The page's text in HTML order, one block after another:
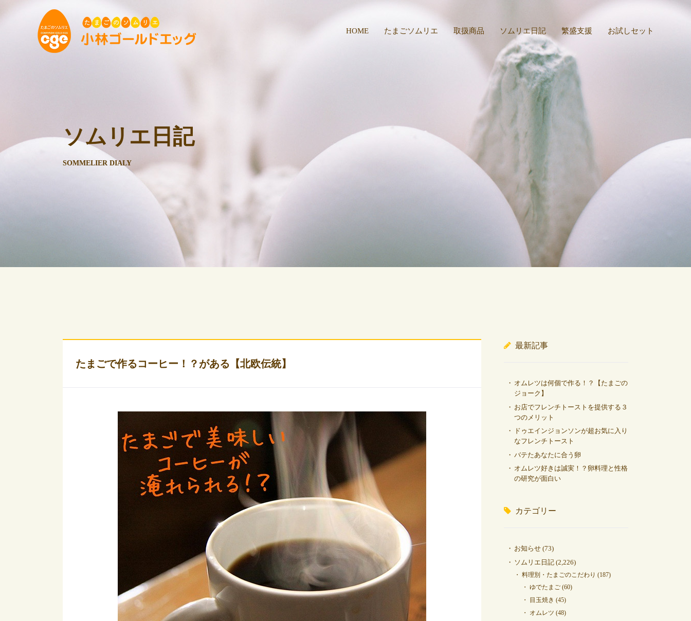
HOME たまごソムリエ 取扱商品 ソムリエ日記 繁盛支援 お試しセット
ソムリエ日記
SOMMELIER DIALY
たまごで作るコーヒー！？がある【北欧伝統】
最新記事
オムレツは何個で作る！？【たまごの
ジョーク】
お店でフレンチトーストを提供する３
つのメリット
ドゥエインジョンソンが超お気に入り
なフレンチトースト
バテたあなたに合う卵
オムレツ好きは誠実！？卵料理と性格
の研究が面白い
カテゴリー
お知らせ (73)
ソムリエ日記 (2,226)
料理別・たまごのこだわり (187)
ゆでたまご (60)
目玉焼き (45)
オムレツ (48)